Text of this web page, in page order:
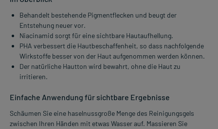
Behandelt bestehende Pigmentflecken und beugt der
Entstehung neuer vor.
Niacinamid sorgt für eine sichtbare Hautaufhellung.
PHA verbessert die Hautbeschaffenheit, so dass nachfolgende
Wirkstoffe besser von der Haut aufgenommen werden können.
Der natürliche Hautton wird bewahrt, ohne die Haut zu
irritieren.
Einfache Anwendung für sichtbare Ergebnisse
Schäumen Sie eine haselnussgroße Menge des Reinigungsgels
zwischen Ihren Händen mit etwas Wasser auf. Massieren Sie